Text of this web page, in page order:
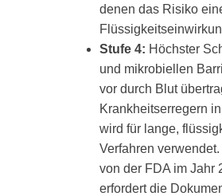
denen das Risiko
Stufe 4: Höchster
und mikrobiellen
vor durch Blut
Krankheitserregern
wird für lange,
Verfahren
von der FDA im Jahr
erfordert die